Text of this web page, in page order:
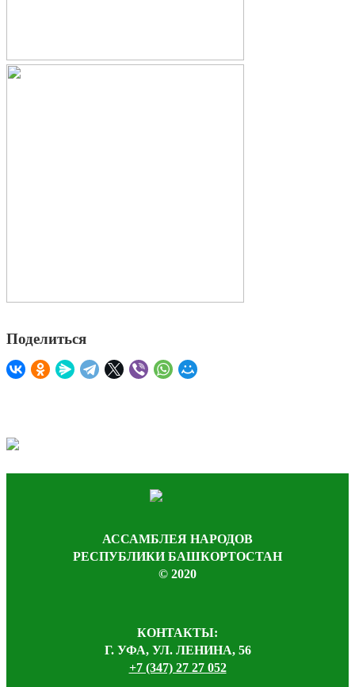
Поделиться
АССАМБЛЕЯ НАРОДОВ
РЕСПУБЛИКИ БАШКОРТОСТАН
© 2020
КОНТАКТЫ:
Г. УФА, УЛ. ЛЕНИНА, 56
+7 (347) 27 27 052